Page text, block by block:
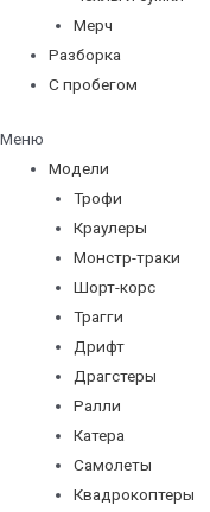
Мерч
Разборка
С пробегом
Меню
Модели
Трофи
Краулеры
Монстр-траки
Шорт-корс
Трагги
Дрифт
Драгстеры
Ралли
Катера
Самолеты
Квадрокоптеры